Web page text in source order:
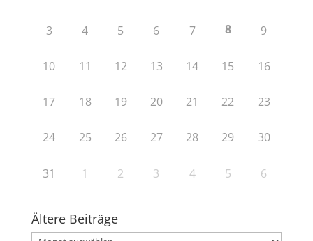
3 4 5 6 7 8 9
10 11 12 13 14 15 16
17 18 19 20 21 22 23
24 25 26 27 28 29 30
31 1 2 3 4 5 6
Ältere Beiträge